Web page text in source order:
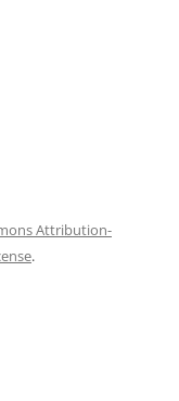
Attribution-
.